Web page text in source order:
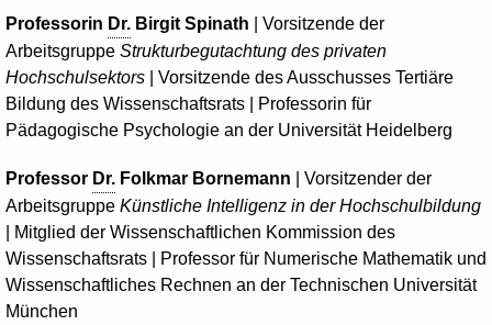
Professorin Dr. Birgit Spinath
| Vorsitzende der
Arbeitsgruppe Strukturbegutachtung des privaten
Hochschulsektors
| Vorsitzende des Ausschusses Tertiäre
Bildung des Wissenschaftsrats | Professorin für
Pädagogische Psychologie an der Universität Heidelberg
Professor Dr. Folkmar Bornemann
| Vorsitzender der
Arbeitsgruppe Künstliche Intelligenz in der Hochschulbildung
| Mitglied der Wissenschaftlichen Kommission des
Wissenschaftsrats | Professor für Numerische Mathematik und
Wissenschaftliches Rechnen an der Technischen Universität
München